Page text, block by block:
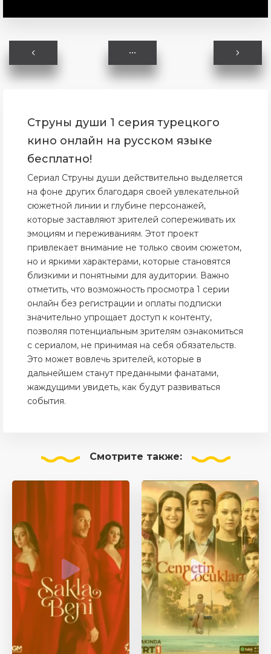
Струны души 1 серия турецкого
кино онлайн на русском языке
бесплатно!
Сериал Струны души действительно выделяется
на фоне других благодаря своей увлекательной
сюжетной линии и глубине персонажей,
которые заставляют зрителей сопереживать их
эмоциям и переживаниям. Этот проект
привлекает внимание не только своим сюжетом,
но и яркими характерами, которые становятся
близкими и понятными для аудитории. Важно
отметить, что возможность просмотра 1 серии
онлайн без регистрации и оплаты подписки
значительно упрощает доступ к контенту,
позволяя потенциальным зрителям ознакомиться
с сериалом, не принимая на себя обязательств.
Это может вовлечь зрителей, которые в
дальнейшем станут преданными фанатами,
жаждущими увидеть, как будут развиваться
события.
Смотрите также: